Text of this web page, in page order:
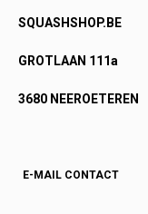
SQUASHSHOP.BE
GROTLAAN 111a
3680 NEEROETEREN
E-MAIL CONTACT